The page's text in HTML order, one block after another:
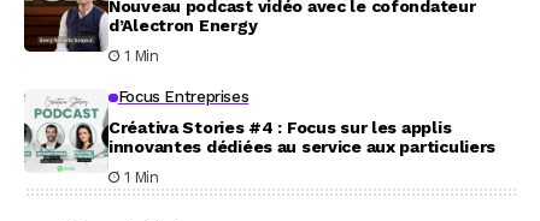
Nouveau podcast vidéo avec le cofondateur
d’Alectron Energy
1 Min
Focus Entreprises
Créativa Stories #4 : Focus sur les applis
innovantes dédiées au service aux particuliers
1 Min